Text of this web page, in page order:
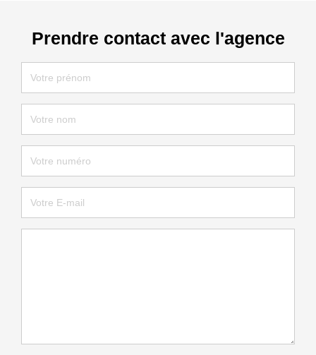
Prendre contact avec l'agence